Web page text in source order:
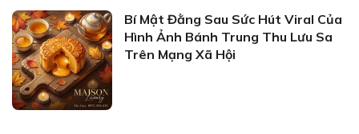
Bí Mật Đằng Sau Sức Hút Viral Của
Hình Ảnh Bánh Trung Thu Lưu Sa
Trên Mạng Xã Hội